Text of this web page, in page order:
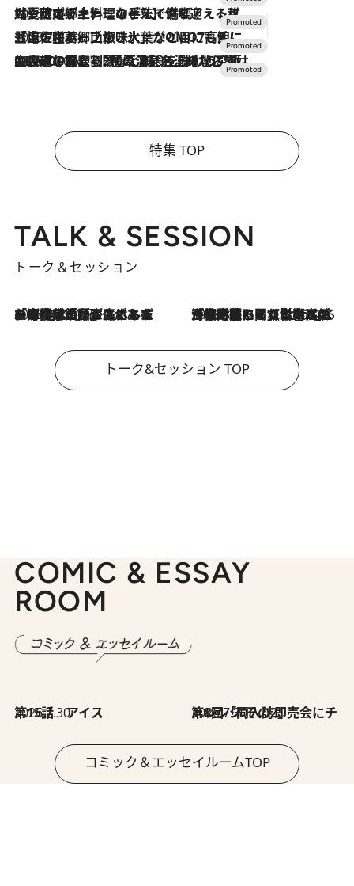
2026.7.24
【夏限定ディナーコース】旬を迎える稚鮎や花ズッキーニなどをイタリア・トスカーナの郷土料理の手法で満喫！
2026.7.17
「土佐和ハーブかき氷」がOMO7高知に登場！生姜、山椒、大葉など目にも舌にも涼を呼ぶ郷土の味
2026.7.10
NEW OPEN！【界 草津】名湯の地に誕生。趣の異なる2種の温泉と上州ならではの会席・蕎麦割烹など美食を味わう究極の癒やし旅
特集 TOP
TALK & SESSION
トーク＆セッション
2026.8.3
「今後値上げがあるとすれば…」「リスクがあるのは今年の冬」エネルギー専門家が語る、ホルムズ海峡封鎖が家庭にもたらす“ある心配” 2026.8.3
「住宅建てられない…」「サーチャージ料の高値が続いている」ホルムズ海峡封鎖による影響はいつまで続く？《エネルギー専門家に聞く“どうなる日本の暮らし”》
トーク&セッション TOP
COMIC & ESSAY
ROOM
2026.7.30
第15話 アイス 2026.7.30
第8回「同人誌即売会にチャレンジ その2」
コミック＆エッセイルームTOP